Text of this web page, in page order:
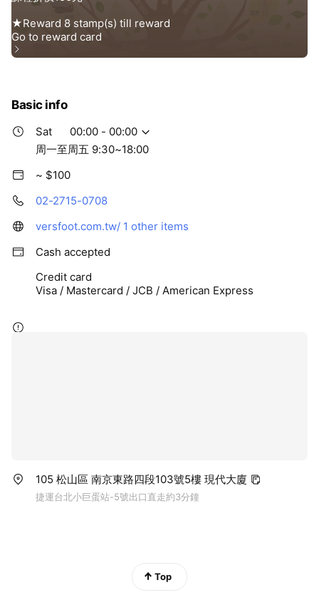
Basic info
Sat
00:00 - 00:00
周一至周五 9:30~18:00
~ $100
02-2715-0708
versfoot.com.tw/ 1 other items
Cash accepted
Credit card
Visa / Mastercard / JCB / American Express
105 松山區 南京東路四段103號5樓 現代大廈
捷運台北小巨蛋站-5號出口直走約3分鐘
Top